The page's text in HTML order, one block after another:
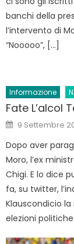
banchi della
l’intervento di
“Nooooo”, […]
Informazione
Fate L’alcol
Posted
on
9 Settembre
Dopo aver
Moro, l’ex
Chigi. E lo dice
fa, su twitter,
Klauscondicio
elezioni